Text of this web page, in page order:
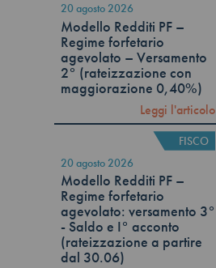
20 agosto 2026
Modello Redditi PF –
Regime forfetario
agevolato – Versamento
2° (rateizzazione con
maggiorazione 0,40%)
Leggi l'articolo
FISCO
20 agosto 2026
Modello Redditi PF –
Regime forfetario
agevolato: versamento 3°
- Saldo e I° acconto
(rateizzazione a partire
dal 30.06)